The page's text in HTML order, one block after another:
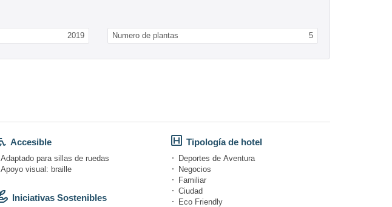
2019 Numero de plantas 5
Accesible
Adaptado para sillas de ruedas
Apoyo visual: braille
Iniciativas Sostenibles
Tipología de hotel
Deportes de Aventura
Negocios
Familiar
Ciudad
Eco Friendly